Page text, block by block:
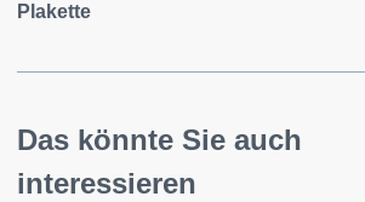
Plakette
Das könnte Sie auch
interessieren